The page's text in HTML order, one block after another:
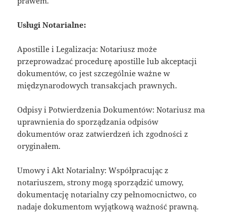
Usługi Notarialne:
Apostille i Legalizacja: Notariusz może
przeprowadzać procedurę apostille lub akceptacji
dokumentów, co jest szczególnie ważne w
międzynarodowych transakcjach prawnych.
Odpisy i Potwierdzenia Dokumentów: Notariusz ma
uprawnienia do sporządzania odpisów
dokumentów oraz zatwierdzeń ich zgodności z
oryginałem.
Umowy i Akt Notarialny: Współpracując z
notariuszem, strony mogą sporządzić umowy,
dokumentację notarialny czy pełnomocnictwo, co
nadaje dokumentom wyjątkową ważność prawną.